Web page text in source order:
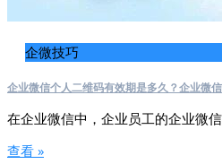
企微技巧
企业微信个人二维码有效期是多久？企业微
在企业微信中，企业员工的企业微
查看 »